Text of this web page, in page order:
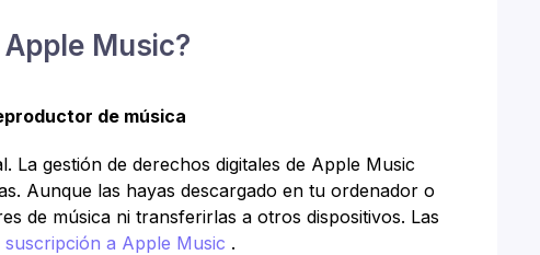
Music?
de música
La gestión de derechos digitales de Apple Music
Aunque las hayas descargado en tu ordenador o
de música ni transferirlas a otros dispositivos. Las
suscripción a Apple Music .